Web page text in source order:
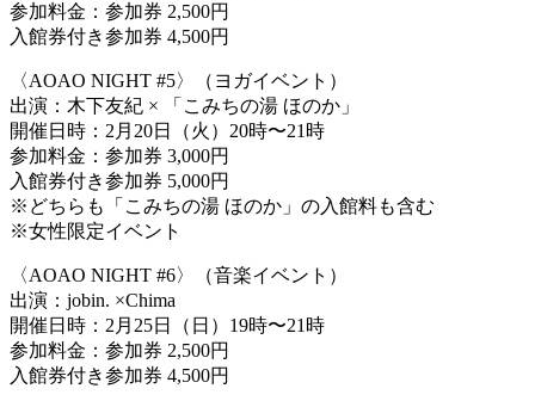
参加料金：参加券 2,500円
入館券付き参加券 4,500円
〈AOAO NIGHT #5〉（ヨガイベント）
出演：木下友紀 × 「こみちの湯 ほのか」
開催日時：2月20日（火）20時〜21時
参加料金：参加券 3,000円
入館券付き参加券 5,000円
※どちらも「こみちの湯 ほのか」の入館料も含む
※女性限定イベント
〈AOAO NIGHT #6〉（音楽イベント）
出演：jobin. ×Chima
開催日時：2月25日（日）19時〜21時
参加料金：参加券 2,500円
入館券付き参加券 4,500円